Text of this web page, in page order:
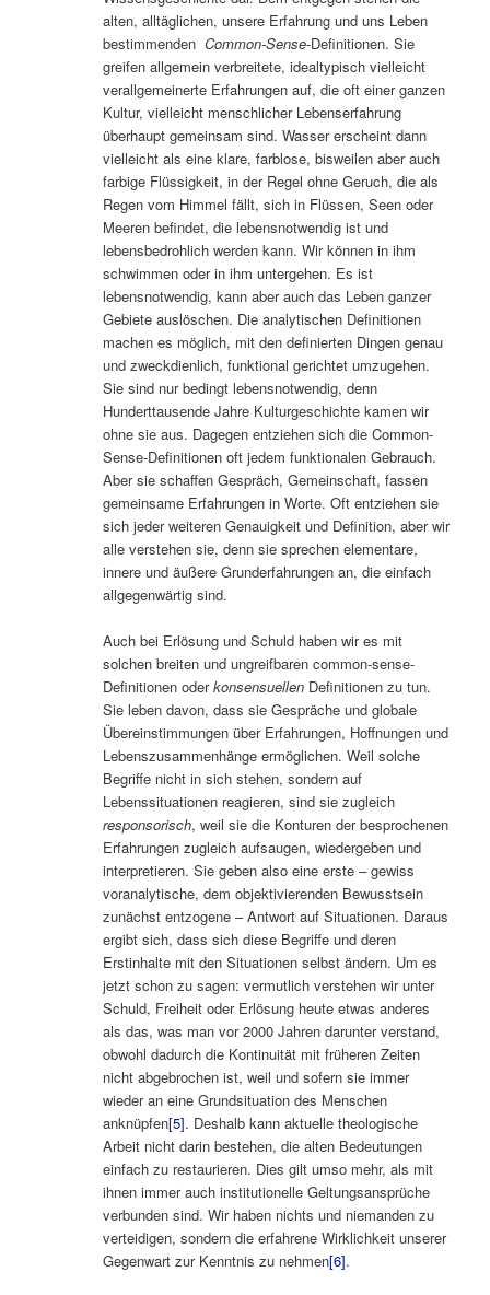
alten, alltäglichen, unsere Erfahrung und uns Leben
bestimmendenCommon-Sense-Definitionen. Sie
greifen allgemein verbreitete, idealtypisch vielleicht
verallgemeinerte Erfahrungen auf, die oft einer ganzen
Kultur, vielleicht menschlicher Lebenserfahrung
überhaupt gemeinsam sind. Wasser erscheint dann
vielleicht als eine klare, farblose, bisweilen aber auch
farbige Flüssigkeit, in der Regel ohne Geruch, die als
Regen vom Himmel fällt, sich in Flüssen, Seen oder
Meeren befindet, die lebensnotwendig ist und
lebensbedrohlich werden kann. Wir können in ihm
schwimmen oder in ihm untergehen. Es ist
lebensnotwendig, kann aber auch das Leben ganzer
Gebiete auslöschen. Die analytischen Definitionen
machen es möglich, mit den definierten Dingen genau
und zweckdienlich, funktional gerichtet umzugehen.
Sie sind nur bedingt lebensnotwendig, denn
Hunderttausende Jahre Kulturgeschichte kamen wir
ohne sie aus. Dagegen entziehen sich die Common-
Sense-Definitionen oft jedem funktionalen Gebrauch.
Aber sie schaffen Gespräch, Gemeinschaft, fassen
gemeinsame Erfahrungen in Worte. Oft entziehen sie
sich jeder weiteren Genauigkeit und Definition, aber wir
alle verstehen sie, denn sie sprechen elementare,
innere und äußere Grunderfahrungen an, die einfach
allgegenwärtig sind.
Auch bei Erlösung und Schuld haben wir es mit
solchen breiten und ungreifbaren common-sense-
Definitionen oderkonsensuellen Definitionen zu tun.
Sie leben davon, dass sie Gespräche und globale
Übereinstimmungen über Erfahrungen, Hoffnungen und
Lebenszusammenhänge ermöglichen. Weil solche
Begriffe nicht in sich stehen, sondern auf
Lebenssituationen reagieren, sind sie zugleich
responsorisch, weil sie die Konturen der besprochenen
Erfahrungen zugleich aufsaugen, wiedergeben und
interpretieren. Sie geben also eine erste – gewiss
voranalytische, dem objektivierenden Bewusstsein
zunächst entzogene – Antwort auf Situationen. Daraus
ergibt sich, dass sich diese Begriffe und deren
Erstinhalte mit den Situationen selbst ändern. Um es
jetzt schon zu sagen: vermutlich verstehen wir unter
Schuld, Freiheit oder Erlösung heute etwas anderes
als das, was man vor 2000 Jahren darunter verstand,
obwohl dadurch die Kontinuität mit früheren Zeiten
nicht abgebrochen ist, weil und sofern sie immer
wieder an eine Grundsituation des Menschen
anknüpfen[5]. Deshalb kann aktuelle theologische
Arbeit nicht darin bestehen, die alten Bedeutungen
einfach zu restaurieren. Dies gilt umso mehr, als mit
ihnen immer auch institutionelle Geltungsansprüche
verbunden sind. Wir haben nichts und niemanden zu
verteidigen, sondern die erfahrene Wirklichkeit unserer
Gegenwart zur Kenntnis zu nehmen[6].